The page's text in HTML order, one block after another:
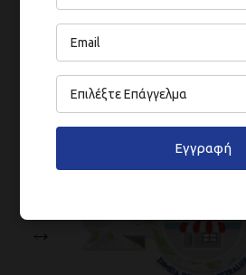
Εγγραφή